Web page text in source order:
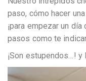
paso, cómo hacer
¡para empezar un
pasos como te
¡Son estupendos…!
Reproductor